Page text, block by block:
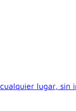
lugar,